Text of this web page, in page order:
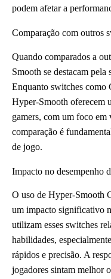
podem afetar a
Comparação com outros
Quando comparados a
Smooth se destacam pela
Enquanto switches como
Hyper-Smooth oferecem
gamers, com um foco em
comparação é
de jogo.
Impacto no desempenho
O uso de Hyper-Smooth
um impacto significativo
utilizam esses switches
habilidades,
rápidos e precisão. A
jogadores sintam melhor